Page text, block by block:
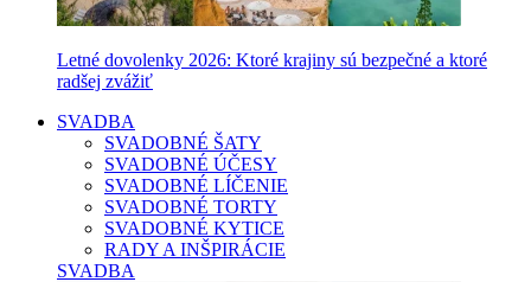
Letné dovolenky 2026: Ktoré krajiny sú bezpečné a ktoré
radšej zvážiť
SVADBA
SVADOBNÉ ŠATY
SVADOBNÉ ÚČESY
SVADOBNÉ LÍČENIE
SVADOBNÉ TORTY
SVADOBNÉ KYTICE
RADY A INŠPIRÁCIE
SVADBA